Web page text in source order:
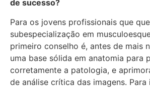
de sucesso?
Para os jovens profissionais que
subespecialização em
primeiro conselho é, antes de mais
uma base sólida em anatomia para
corretamente a patologia, e
de análise crítica das imagens. Para